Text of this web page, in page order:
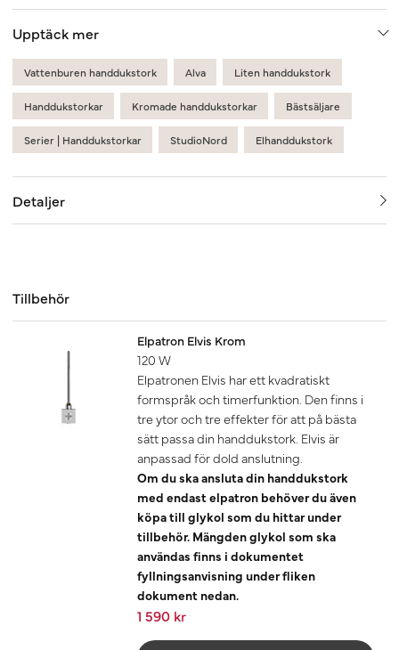
Upptäck mer
Vattenburen handdukstork Alva Liten handdukstork
Handdukstorkar Kromade handdukstorkar Bästsäljare
Serier | Handdukstorkar StudioNord Elhanddukstork
Detaljer
Tillbehör
Elpatron Elvis Krom
120 W
Elpatronen Elvis har ett kvadratiskt
formspråk och timerfunktion. Den finns i
tre ytor och tre effekter för att på bästa
sätt passa din handdukstork. Elvis är
anpassad för dold anslutning.
Om du ska ansluta din handdukstork
med endast elpatron behöver du även
köpa till glykol som du hittar under
tillbehör. Mängden glykol som ska
användas finns i dokumentet
fyllningsanvisning under fliken
dokument nedan.
1 590 kr